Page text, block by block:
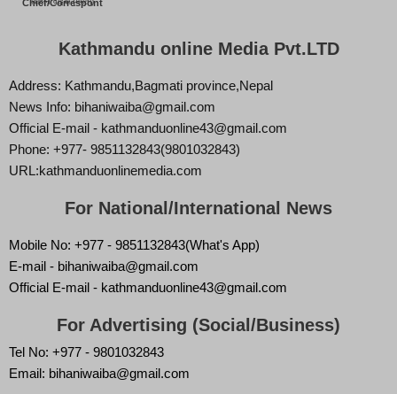
Chief/Correspont
Kathmandu online Media Pvt.LTD
Address: Kathmandu,Bagmati province,Nepal
News Info: bihaniwaiba@gmail.com
Official E-mail - kathmanduonline43@gmail.com
Phone: +977- 9851132843(9801032843)
URL:kathmanduonlinemedia.com
For National/International News
Mobile No: +977 - 9851132843(What's App)
E-mail - bihaniwaiba@gmail.com
Official E-mail - kathmanduonline43@gmail.com
For Advertising (Social/Business)
Tel No: +977 - 9801032843
Email: bihaniwaiba@gmail.com